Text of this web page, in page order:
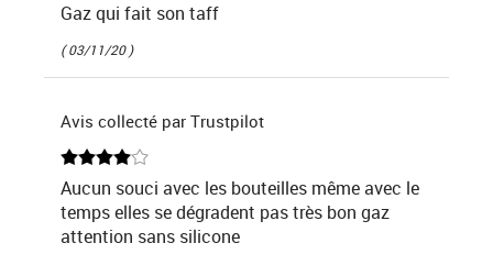
Gaz qui fait son taff
( 03/11/20 )
Avis collecté par Trustpilot
Aucun souci avec les bouteilles même avec le
temps elles se dégradent pas très bon gaz
attention sans silicone